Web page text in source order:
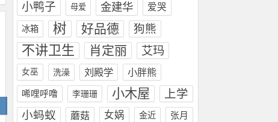
小鸭子 母爱 金建华 爱哭
冰箱 树 好品德 狗熊
不讲卫生 肖定丽 艾玛
女巫 洗澡 刘殿学 小胖熊
唏哩呼噜 李珊珊 小木屋 上学
小蚂蚁 蘑菇 女娲 金近 张月